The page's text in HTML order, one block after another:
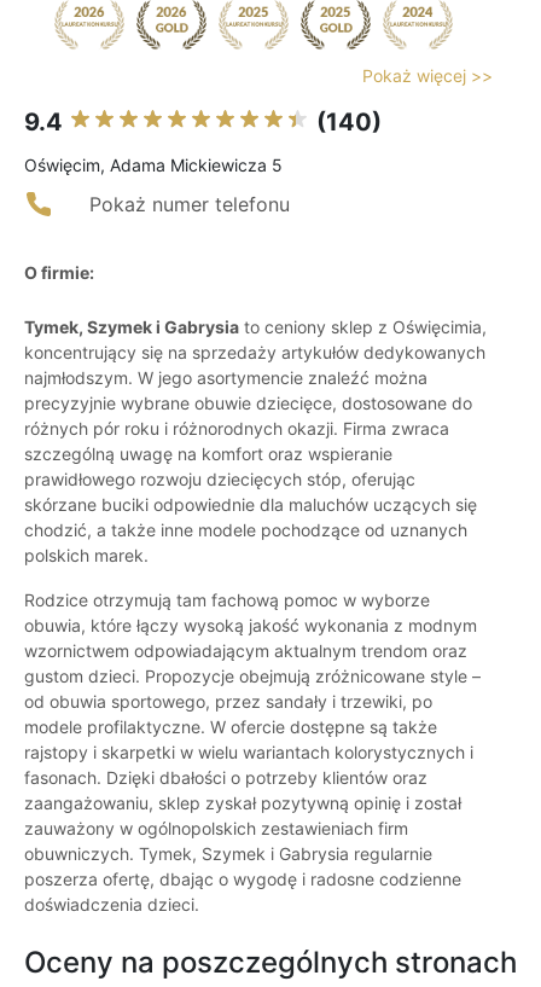
Pokaż więcej >>
9.4 (140)
Oświęcim, Adama Mickiewicza 5
Pokaż numer telefonu
O firmie:
Tymek, Szymek i Gabrysia to ceniony sklep z Oświęcimia,
koncentrujący się na sprzedaży artykułów dedykowanych
najmłodszym. W jego asortymencie znaleźć można
precyzyjnie wybrane obuwie dziecięce, dostosowane do
różnych pór roku i różnorodnych okazji. Firma zwraca
szczególną uwagę na komfort oraz wspieranie
prawidłowego rozwoju dziecięcych stóp, oferując
skórzane buciki odpowiednie dla maluchów uczących się
chodzić, a także inne modele pochodzące od uznanych
polskich marek.
Rodzice otrzymują tam fachową pomoc w wyborze
obuwia, które łączy wysoką jakość wykonania z modnym
wzornictwem odpowiadającym aktualnym trendom oraz
gustom dzieci. Propozycje obejmują zróżnicowane style –
od obuwia sportowego, przez sandały i trzewiki, po
modele profilaktyczne. W ofercie dostępne są także
rajstopy i skarpetki w wielu wariantach kolorystycznych i
fasonach. Dzięki dbałości o potrzeby klientów oraz
zaangażowaniu, sklep zyskał pozytywną opinię i został
zauważony w ogólnopolskich zestawieniach firm
obuwniczych. Tymek, Szymek i Gabrysia regularnie
poszerza ofertę, dbając o wygodę i radosne codzienne
doświadczenia dzieci.
Oceny na poszczególnych stronach